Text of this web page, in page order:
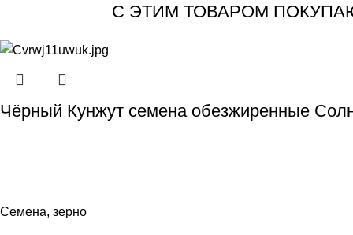
С ЭТИМ ТОВАРОМ
Чёрный Кунжут семена обезжиренные
Семена, зерно